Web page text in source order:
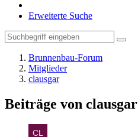
Erweiterte Suche
Brunnenbau-Forum
Mitglieder
clausgar
Beiträge von clausgar